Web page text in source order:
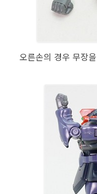
오른손의 경우 무장